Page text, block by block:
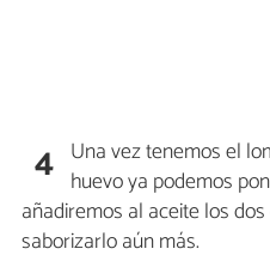
4 Una vez tenemos el
huevo ya podemos
añadiremos al aceite los
saborizarlo aún más.